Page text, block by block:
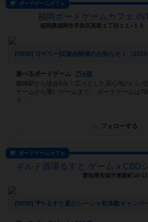
ボードゲームカフェ
福岡ボードゲームカフェ
福岡県福岡市早良区高取１丁目１１−１
[NEW] ロザリー試遊会開催のお知らせ！（
遊べるボードゲーム
754個
藤崎駅から徒歩8分！広々とした居心地のいい
ゲームから重いゲームまで、 ボードゲームは
リ...
フォローする
ボードゲームカフェ
愛知県安城市東新町10-11